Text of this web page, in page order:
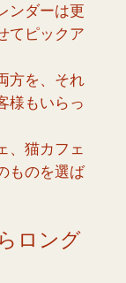
ンダーは更
てピックア
方を、それ
様もいらっ
、猫カフェ
ものを選ば
ロング